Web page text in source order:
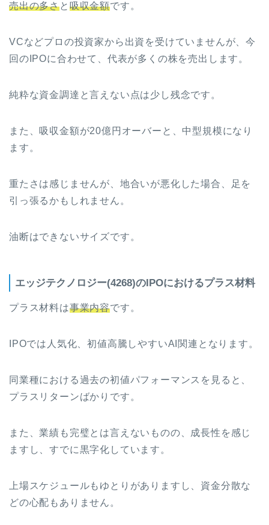
売出の多さと 吸収金額です。
VCなどプロの投資家から出資を受けていませんが、今
回のIPOに合わせて、代表が多くの株を売出します。
純粋な資金調達と言えない点は少し残念です。
また、吸収金額が20億円オーバーと、中型規模になり
ます。
重たさは感じませんが、地合いが悪化した場合、足を
引っ張るかもしれません。
油断はできないサイズです。
エッジテクノロジー(4268)のIPOにおけるプラス材料
プラス材料は事業内容です。
IPOでは人気化、初値高騰しやすいAI関連となります。
同業種における過去の初値パフォーマンスを見ると、
プラスリターンばかりです。
また、業績も完璧とは言えないものの、成長性を感じ
ますし、すでに黒字化しています。
上場スケジュールもゆとりがありますし、資金分散な
どの心配もありません。